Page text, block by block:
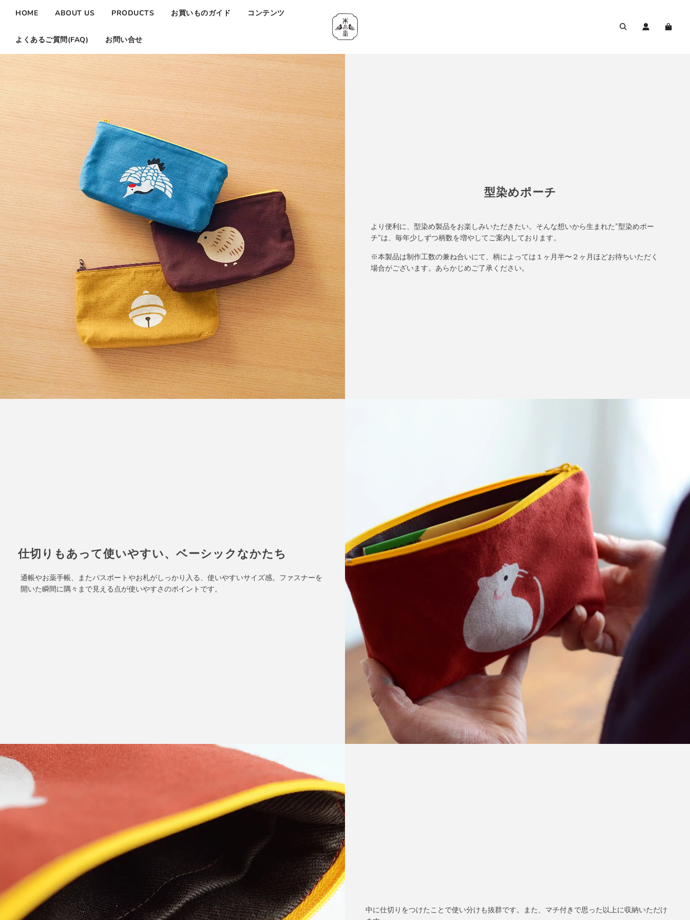
HOME ABOUT US PRODUCTS お買いものガイド コンテンツ
よくあるご質問(FAQ) お問い合せ
型染めポーチ
より便利に、型染め製品をお楽しみいただきたい。そんな想いから生まれた”型染めポー
チ”は、毎年少しずつ柄数を増やしてご案内しております。
※本製品は制作工数の兼ね合いにて、柄によっては１ヶ月半〜２ヶ月ほどお待ちいただく
場合がございます。あらかじめご了承ください。
仕切りもあって使いやすい、ベーシックなかたち
通帳やお薬手帳、またパスポートやお札がしっかり入る、使いやすいサイズ感。ファスナーを
開いた瞬間に隅々まで見える点が使いやすさのポイントです。
中に仕切りをつけたことで使い分けも抜群です。また、マチ付きで思った以上に収納いただけ